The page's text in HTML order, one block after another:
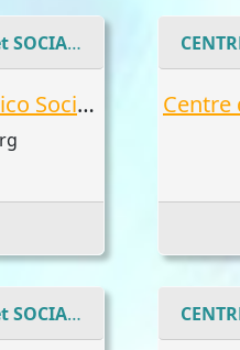
CENTRES MÉDICAUX et SOCIAUX
Centre d'Action Médico Social Précoce
CENTRES MÉDICAUX et SOCIAUX